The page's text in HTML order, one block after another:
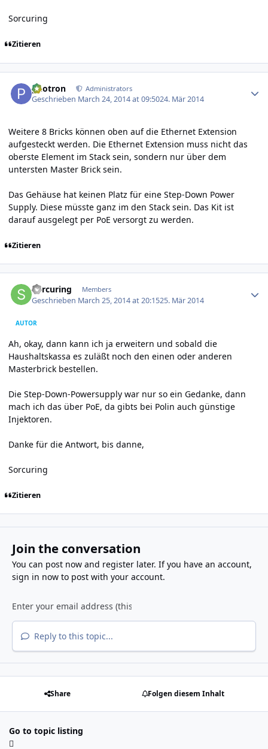
Sorcuring
Zitieren
photron Administrators
Geschrieben March 24, 2014 at 09:5024. Mär 2014
Weitere 8 Bricks können oben auf die Ethernet Extension
aufgesteckt werden. Die Ethernet Extension muss nicht das
oberste Element im Stack sein, sondern nur über dem
untersten Master Brick sein.
Das Gehäuse hat keinen Platz für eine Step-Down Power
Supply. Diese müsste ganz im den Stack sein. Das Kit ist
darauf ausgelegt per PoE versorgt zu werden.
Zitieren
Sorcuring Members
Geschrieben March 25, 2014 at 20:1525. Mär 2014
AUTOR
Ah, okay, dann kann ich ja erweitern und sobald die
Haushaltskassa es zuläßt noch den einen oder anderen
Masterbrick bestellen.
Die Step-Down-Powersupply war nur so ein Gedanke, dann
mach ich das über PoE, da gibts bei Polin auch günstige
Injektoren.
Danke für die Antwort, bis danne,
Sorcuring
Zitieren
Join the conversation
You can post now and register later. If you have an account,
sign in nowto post with your account.
Reply to this topic...
Share Folgen diesem Inhalt
Go to topic listing